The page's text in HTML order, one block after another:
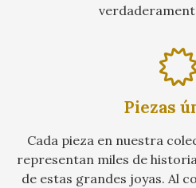
Piezas
Cada pieza en nuestra
representan miles de
de estas grandes joyas. Al